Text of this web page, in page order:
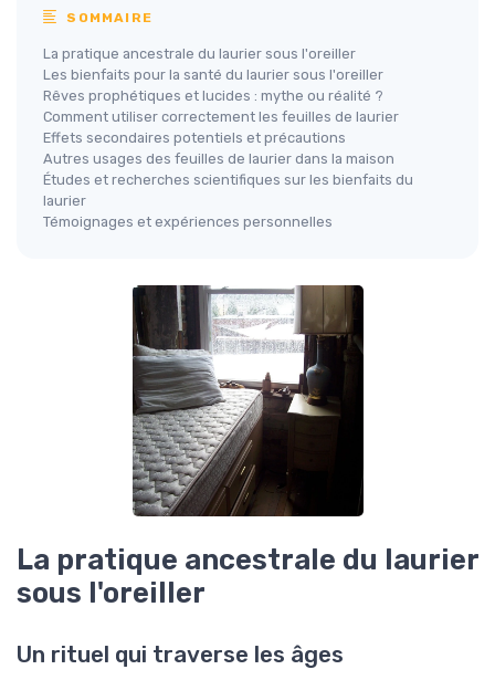
SOMMAIRE
La pratique ancestrale du laurier sous l'oreiller
Les bienfaits pour la santé du laurier sous l'oreiller
Rêves prophétiques et lucides : mythe ou réalité ?
Comment utiliser correctement les feuilles de laurier
Effets secondaires potentiels et précautions
Autres usages des feuilles de laurier dans la maison
Études et recherches scientifiques sur les bienfaits du
laurier
Témoignages et expériences personnelles
La pratique ancestrale du laurier
sous l'oreiller
Un rituel qui traverse les âges